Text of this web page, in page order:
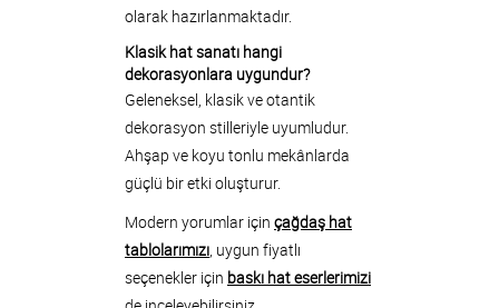
olarak hazırlanmaktadır.
Klasik hat sanatı hangi
dekorasyonlara uygundur?
Geleneksel, klasik ve otantik
dekorasyon stilleriyle uyumludur.
Ahşap ve koyu tonlu mekânlarda
güçlü bir etki oluşturur.
Modern yorumlar için çağdaş hat
tablolarımızı, uygun fiyatlı
seçenekler için baskı hat eserlerimizi